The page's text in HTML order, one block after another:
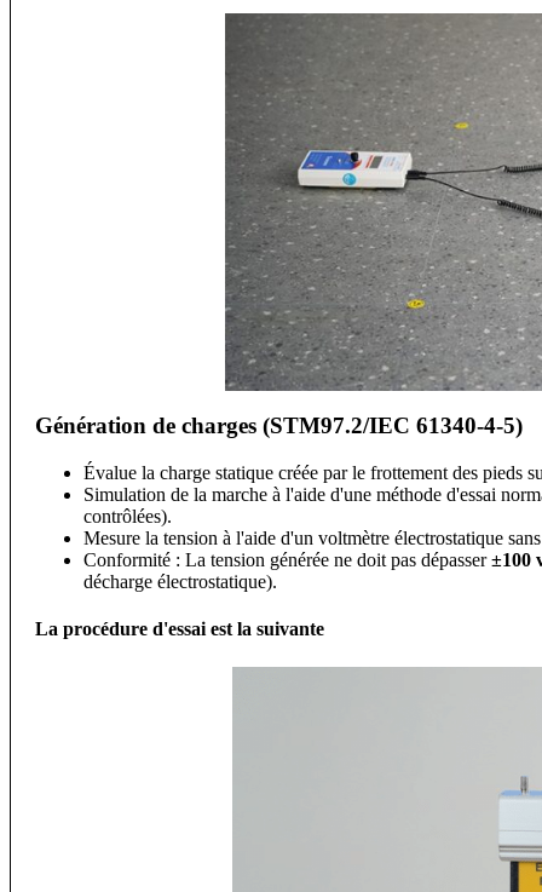
Génération de charges (STM97.2/IEC 61340-4-5)
Évalue la charge statique créée par le frottement des pieds
Simulation de la marche à l'aide d'une méthode d'essai
contrôlées).
Mesure la tension à l'aide d'un voltmètre électrostatique
Conformité : La tension générée ne doit pas dépasser±100
décharge électrostatique).
La procédure d'essai est la suivante